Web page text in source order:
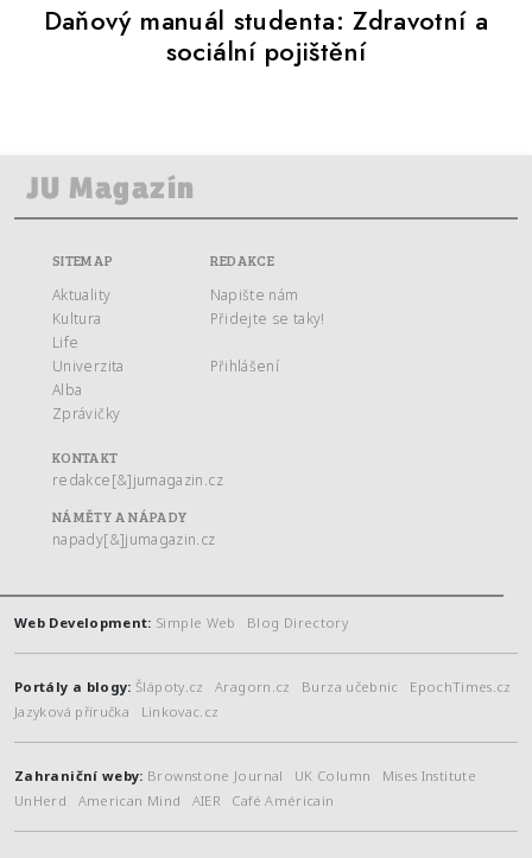
Daňový manuál studenta: Zdravotní a
sociální pojištění
SITEMAP
Aktuality
Kultura
Life
Univerzita
Alba
Zprávičky
REDAKCE
Napište nám
Přidejte se taky!
Přihlášení
KONTAKT
redakce[&]jumagazin.cz
NÁMĚTY A NÁPADY
napady[&]jumagazin.cz
Web Development: Simple Web Blog Directory
Portály a blogy:Šlápoty.cz Aragorn.cz Burza učebnic
EpochTimes.cz
Jazyková příručka
Linkovac.cz
Zahraniční weby: Brownstone Journal UK Column
Mises Institute
UnHerd
American Mind AIER Café Américain